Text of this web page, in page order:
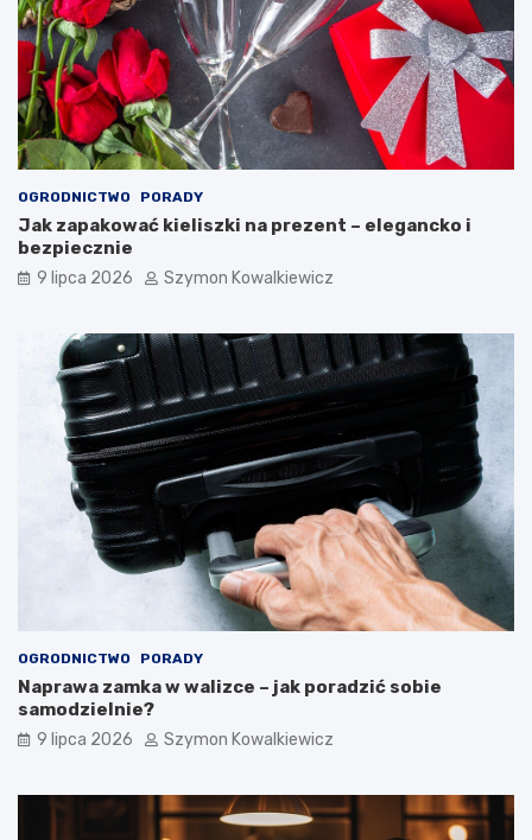
OGRODNICTWO PORADY
Jak zapakować kieliszki na prezent – elegancko i
bezpiecznie
9 lipca 2026 Szymon Kowalkiewicz
OGRODNICTWO PORADY
Naprawa zamka w walizce – jak poradzić sobie
samodzielnie?
9 lipca 2026 Szymon Kowalkiewicz